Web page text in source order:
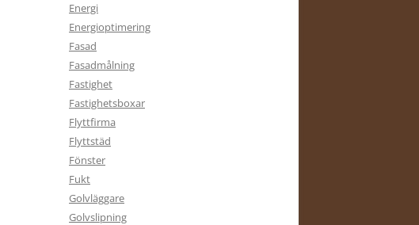
Energi
Energioptimering
Fasad
Fasadmålning
Fastighet
Fastighetsboxar
Flyttfirma
Flyttstäd
Fönster
Fukt
Golvläggare
Golvslipning